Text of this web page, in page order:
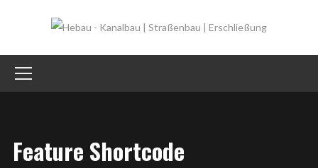
Feature Shortcode